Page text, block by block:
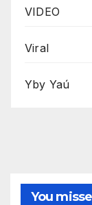
VIDEO
Viral
Yby Yaú
You